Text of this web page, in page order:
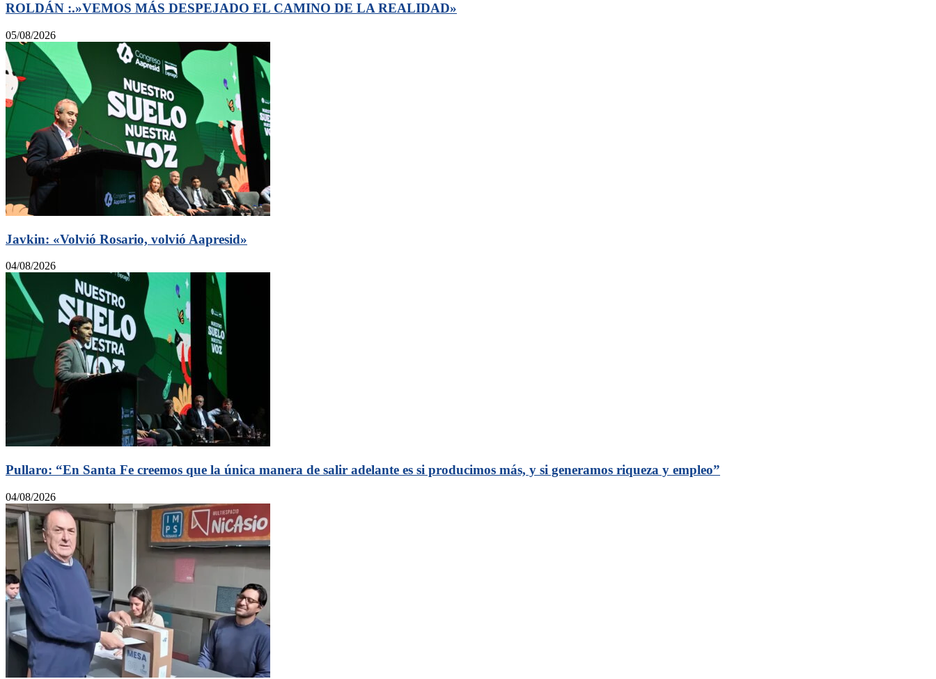
ROLDÁN :.»VEMOS MÁS DESPEJADO EL CAMINO DE LA REALIDAD»
05/08/2026
Javkin: «Volvió Rosario, volvió Aapresid»
04/08/2026
Pullaro: “En Santa Fe creemos que la única manera de salir adelante es si producimos más, y si generamos riqueza y empleo”
04/08/2026